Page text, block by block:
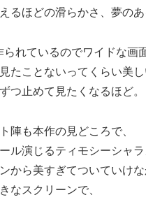
るほどの滑らかさ、夢のあ
られているのでワイドな画
たことないってくらい美し
つ止めて見たくなるほど。
陣も本作の見どころで、
ル演じるティモシーシャラ
から美すぎてついていけな
なスクリーンで、